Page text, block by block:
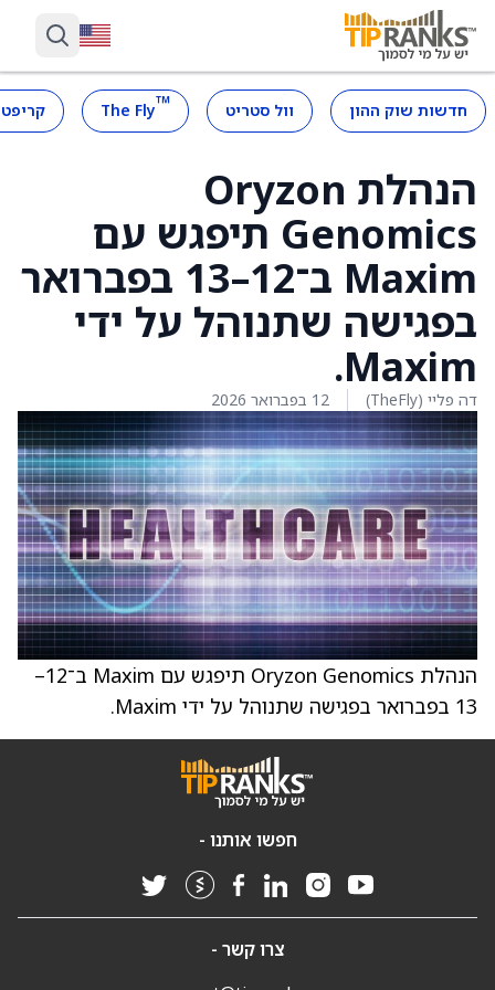
חדשות שוק ההון וול סטריט ™
The Fly
הנהלת Oryzon
Genomics תיפגש עם
Maxim ב־12–13 בפברואר
בפגישה שתנוהל על ידי
Maxim.
דה פליי (TheFly) 12 בפברואר 2026
הנהלת Oryzon Genomics תיפגש עם Maxim ב־12–
13 בפברואר בפגישה שתנוהל על ידי Maxim.
חפשו אותנו -
צרו קשר -